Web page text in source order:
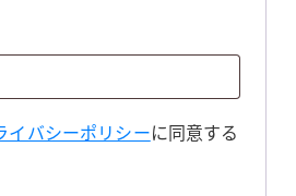
イバシーポリシーに同意する